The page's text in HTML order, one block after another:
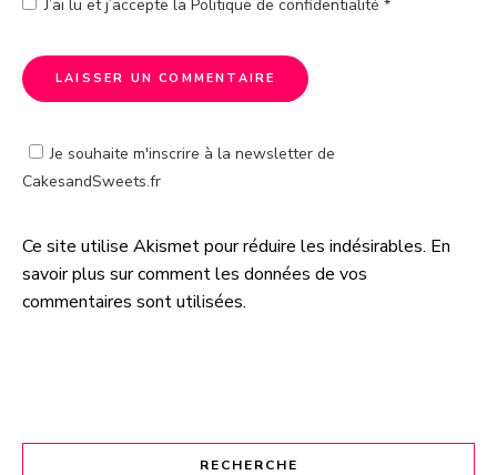
J’ai lu et j’accepte la Politique de confidentialité *
Je souhaite m'inscrire à la newsletter de
CakesandSweets.fr
A
l
t
t
Ce site utilise Akismet pour réduire les indésirables. En
savoir plus sur comment les données de vos
commentaires sont utilisées.
RECHERCHE